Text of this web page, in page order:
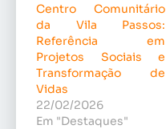
Centro Comunitário
da Vila Passos:
Referência em
Projetos Sociais e
Transformação de
Vidas
22/02/2026
Em "Destaques"